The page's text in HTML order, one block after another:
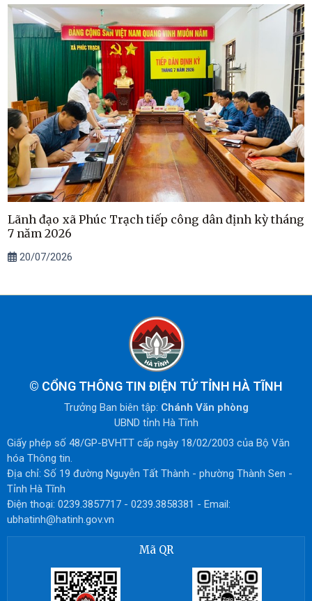
Lãnh đạo xã Phúc Trạch tiếp công dân định kỳ tháng
7 năm 2026
20/07/2026
© CỔNG THÔNG TIN ĐIỆN TỬ TỈNH HÀ TĨNH
Trưởng Ban biên tập: Chánh Văn phòng
UBND tỉnh Hà Tĩnh
Giấy phép số 48/GP-BVHTT cấp ngày 18/02/2003 của Bộ Văn
hóa Thông tin.
Địa chỉ: Số 19 đường Nguyễn Tất Thành - phường Thành Sen -
Tỉnh Hà Tĩnh
Điện thoại: 0239.3857717 - 0239.3858381 - Email:
ubhatinh@hatinh.gov.vn
Mã QR